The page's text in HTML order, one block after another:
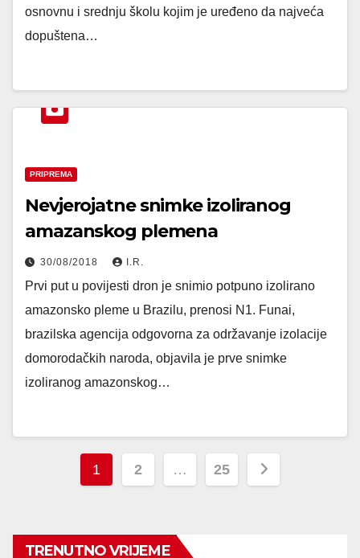
osnovnu i srednju školu kojim je uređeno da najveća
dopuštena…
PRIPREMA
Nevjerojatne snimke izoliranog
amazanskog plemena
30/08/2018 I.R.
Prvi put u povijesti dron je snimio potpuno izolirano
amazonsko pleme u Brazilu, prenosi N1. Funai,
brazilska agencija odgovorna za održavanje izolacije
domorodačkih naroda, objavila je prve snimke
izoliranog amazonskog…
Posts
1 2 … 25
TRENUTNO VRIJEME